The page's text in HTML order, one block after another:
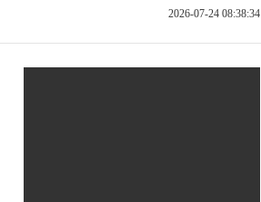
2026-07-24 08:38:34